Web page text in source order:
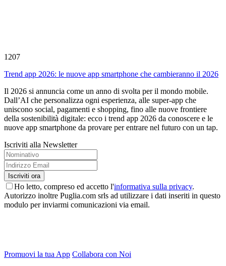
1207
Trend app 2026: le nuove app smartphone che cambieranno il 2026
Il 2026 si annuncia come un anno di svolta per il mondo mobile.
Dall’AI che personalizza ogni esperienza, alle super-app che
uniscono social, pagamenti e shopping, fino alle nuove frontiere
della sostenibilità digitale: ecco i trend app 2026 da conoscere e le
nuove app smartphone da provare per entrare nel futuro con un tap.
Iscriviti alla Newsletter
Ho letto, compreso ed accetto l'informativa sulla privacy.
Autorizzo inoltre Puglia.com srls ad utilizzare i dati inseriti in questo
modulo per inviarmi comunicazioni via email.
Promuovi la tua App Collabora con Noi